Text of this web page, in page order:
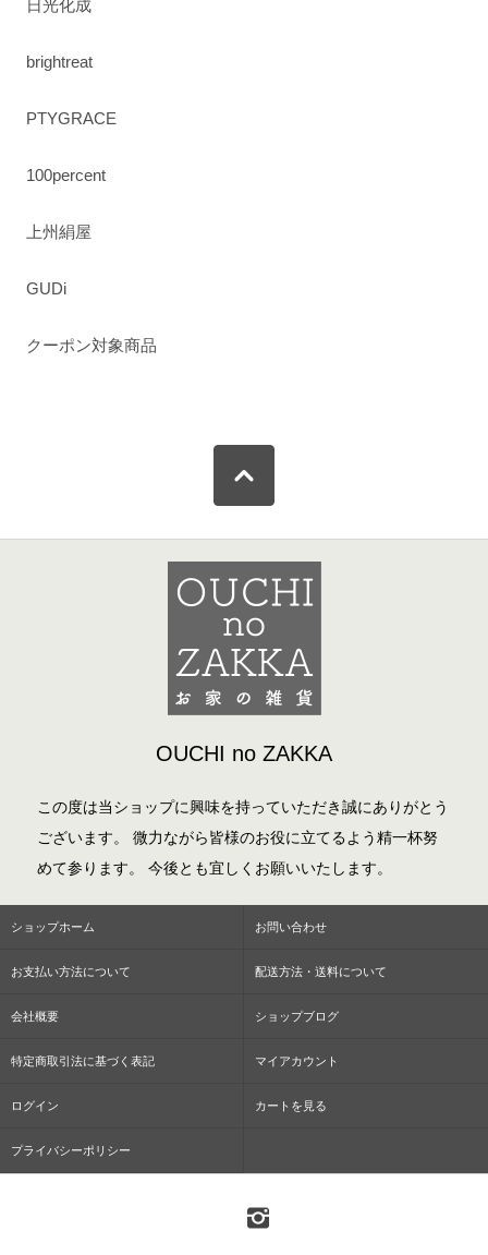
日光化成
brightreat
PTYGRACE
100percent
上州絹屋
GUDi
クーポン対象商品
OUCHI no ZAKKA
この度は当ショップに興味を持っていただき誠にありがとう
ございます。 微力ながら皆様のお役に立てるよう精一杯努
めて参ります。 今後とも宜しくお願いいたします。
ショップホーム お問い合わせ
お支払い方法について 配送方法・送料について
会社概要 ショップブログ
特定商取引法に基づく表記 マイアカウント
ログイン カートを見る
プライバシーポリシー